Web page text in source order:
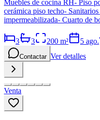
Muebles de cocina RH- Piso
cerámica piso techo-
impermeabilizada- Cuarto de
3 3 200 m² 5 ago.
Contactar Ver detalles
Venta